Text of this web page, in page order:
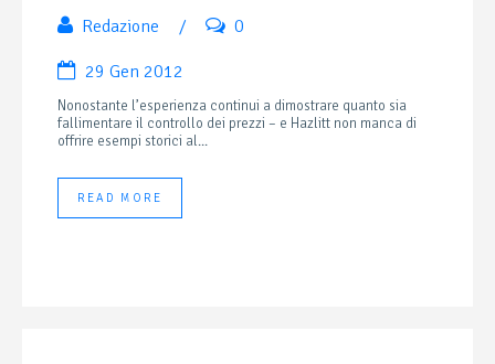
Redazione
/ 0
29 Gen 2012
Nonostante l’esperienza continui a dimostrare quanto sia
fallimentare il controllo dei prezzi – e Hazlitt non manca di
offrire esempi storici al...
READ MORE